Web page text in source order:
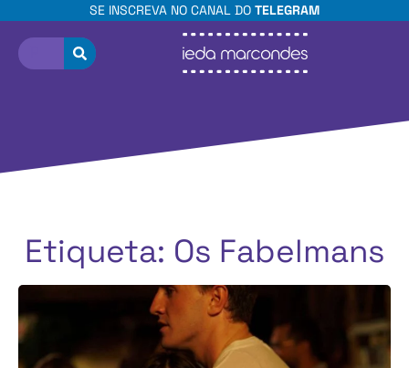
SE INSCREVA NO CANAL DO TELEGRAM
Etiqueta: Os Fabelmans